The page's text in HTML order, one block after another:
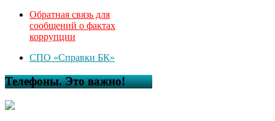
Обратная связь для
сообщений о фактах
коррупции
СПО «Справки БК»
Телефоны. Это важно!